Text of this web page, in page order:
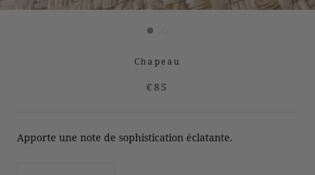
Chapeau
€85
Apporte une note de sophistication éclatante.